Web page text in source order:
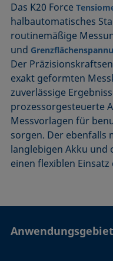
Das K20 Force
halbautomatisches
routinemäßige
und
Der
exakt geformten
zuverlässige
prozessorgesteuerte
Messvorlagen für
sorgen. Der ebenfalls
langlebigen Akku
einen flexiblen